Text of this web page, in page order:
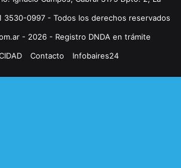
3530-0997 - Todos los derechos reservados
- 2026 - Registro DNDA en trámite
Contacto Infobaires24